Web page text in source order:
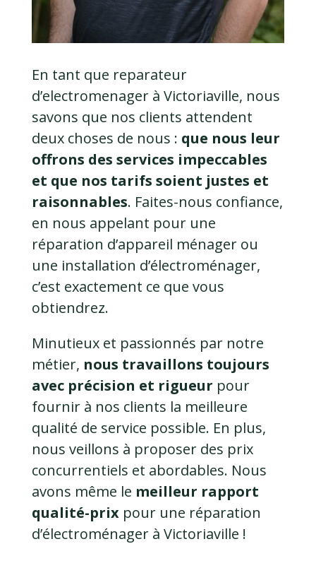
En tant que reparateur
d’electromenager à Victoriaville, nous
savons que nos clients attendent
deux choses de nous : que nous leur
offrons des services impeccables
et que nos tarifs soient justes et
raisonnables. Faites-nous confiance,
en nous appelant pour une
réparation d’appareil ménager ou
une installation d’électroménager,
c’est exactement ce que vous
obtiendrez.
Minutieux et passionnés par notre
métier, nous travaillons toujours
avec précision et rigueur pour
fournir à nos clients la meilleure
qualité de service possible. En plus,
nous veillons à proposer des prix
concurrentiels et abordables. Nous
avons même le meilleur rapport
qualité-prixpour une réparation
d’électroménager à Victoriaville !